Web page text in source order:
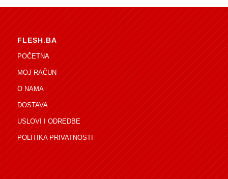
FLESH.BA
POČETNA
MOJ RAČUN
O NAMA
DOSTAVA
USLOVI I ODREDBE
POLITIKA PRIVATNOSTI